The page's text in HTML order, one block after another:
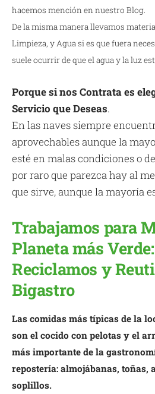
hacemos mención en nuestro Blog.
De la misma manera llevamos
Limpieza, y Agua si es que fuera
suele ocurrir de que el agua y la luz
Porque si nos Contrata es
Servicio que Deseas.
En las naves siempre
aprovechables aunque la
esté en malas condiciones o
por raro que parezca hay al
que sirve, aunque la mayoría
Trabajamos para
Planeta más
Reciclamos y
Bigastro
Las comidas más típicas de la
son el cocido con pelotas y el
más importante de la
repostería: almojábanas, toñas,
soplillos.